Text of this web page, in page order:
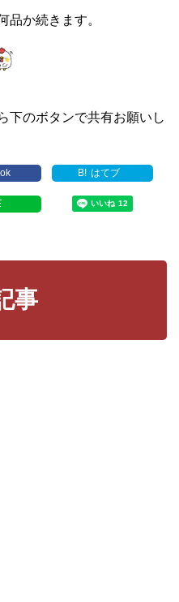
品か続きます。
下のボタンで共有お願いし
B! はてブ
事